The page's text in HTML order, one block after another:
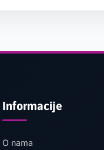
Informacije
O nama